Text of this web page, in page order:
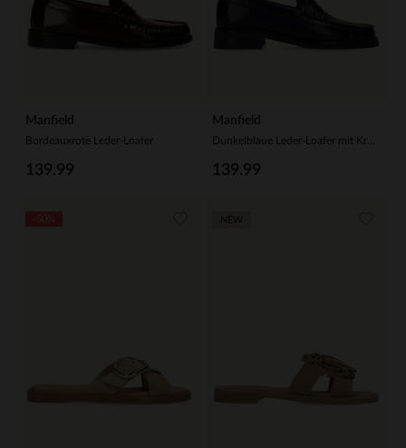
Manfield
Bordeauxrote Leder-Loafer
139.99
Manfield
Dunkelblaue Leder-Loafer mit Krokomuster
139.99